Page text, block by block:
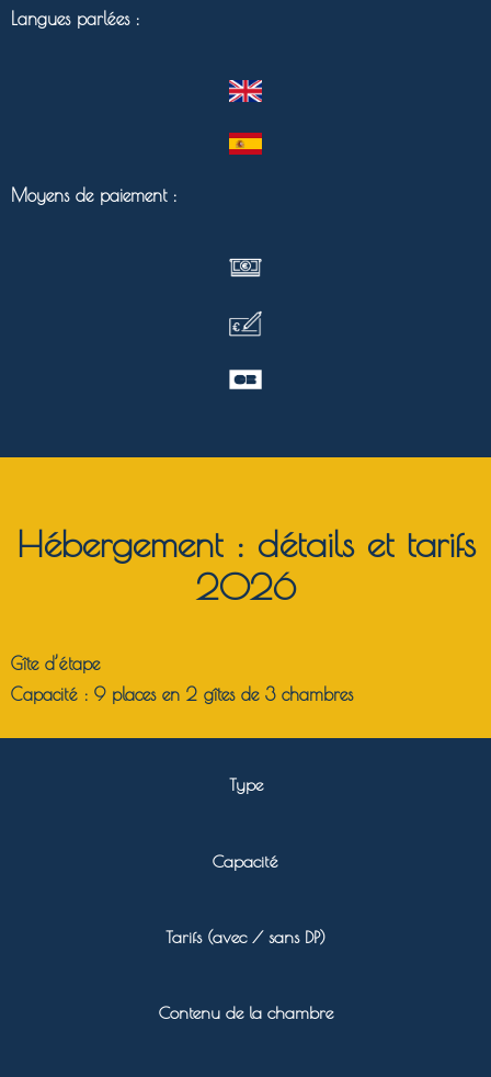
Langues parlées :
Moyens de paiement :
Hébergement : détails et tarifs
2026
Gîte d’étape
Capacité : 9 places en 2 gîtes de 3 chambres
Type
Capacité
Tarifs (avec / sans DP)
Contenu de la chambre